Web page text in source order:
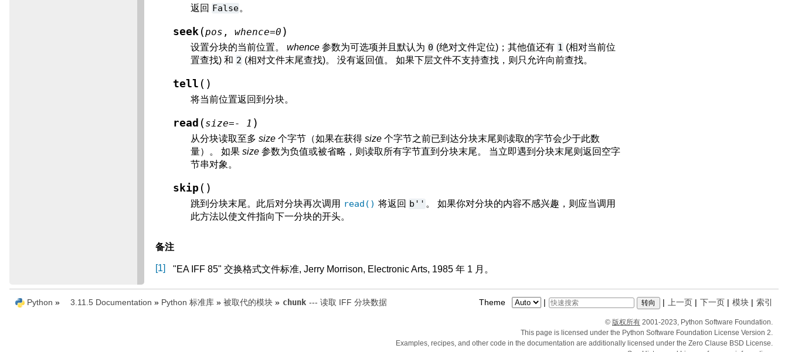
返回 False。
seek (pos ,whence=0 )
设置分块的当前位置。whence 参数为可选项并且默认为 0 (绝对文件定位)；其他值还有 1 (相对当前位
置查找) 和 2 (相对文件末尾查找)。 没有返回值。 如果下层文件不支持查找，则只允许向前查找。
tell ( )
将当前位置返回到分块。
read ( size=- 1 )
从分块读取至多size 个字节（如果在获得size 个字节之前已到达分块末尾则读取的字节会少于此数
量）。 如果size 参数为负值或被省略，则读取所有字节直到分块末尾。 当立即遇到分块末尾则返回空字
节串对象。
skip ( )
跳到分块末尾。此后对分块再次调用 read() 将返回 b'' 。 如果你对分块的内容不感兴趣，则应当调用
此方法以使文件指向下一分块的开头。
备注
1 "EA IFF 85" 交换格式文件标准, Jerry Morrison, Electronic Arts, 1985 年 1 月。
索引
模块 |
下一页 |
上一页 |
Python » 3.11.5 Documentation » Python 标准库 » 被取代的模块 » chunk --- 读取 IFF 分块数据 |
Theme |
© 版权所有 2001-2023, Python Software Foundation.
This page is licensed under the Python Software Foundation License Version 2.
Examples, recipes, and other code in the documentation are additionally licensed under the Zero Clause BSD License.